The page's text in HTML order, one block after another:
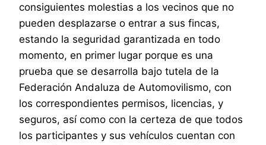
consiguientes molestias a los vecinos que no
pueden desplazarse o entrar a sus fincas,
estando la seguridad garantizada en todo
momento, en primer lugar porque es una
prueba que se desarrolla bajo tutela de la
Federación Andaluza de Automovilismo, con
los correspondientes permisos, licencias, y
seguros, así como con la certeza de que todos
los participantes y sus vehículos cuentan con